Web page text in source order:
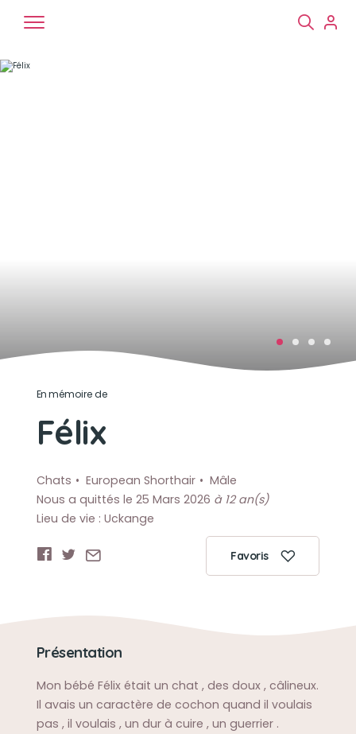
En mémoire de
Félix
Chats European Shorthair
Mâle
Nous a quittés le 25 Mars 2026 à 12 an(s)
Lieu de vie : Uckange
Favoris
Présentation
Mon bébé Félix était un chat , des doux , câlineux.
Il avais un caractère de cochon quand il voulais
pas , il voulais , un dur à cuire , un guerrier .